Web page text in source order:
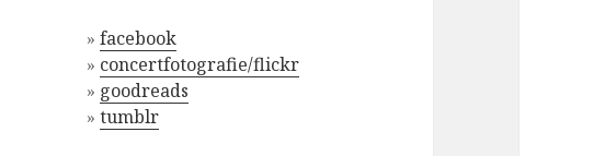
»facebook
» concertfotografie/flickr
» goodreads
»tumblr